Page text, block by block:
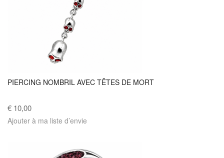
PIERCING NOMBRIL AVEC TÊTES DE MORT
€ 10,00
Ajouter à ma liste d’envie